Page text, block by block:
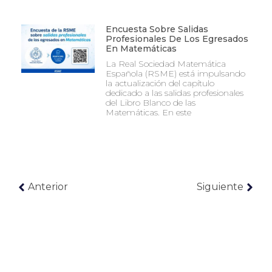
Encuesta Sobre Salidas
Profesionales De Los Egresados
En Matemáticas
La Real Sociedad Matemática
Española (RSME) está impulsando
la actualización del capítulo
dedicado a las salidas profesionales
del Libro Blanco de las
Matemáticas. En este
Anterior Siguiente